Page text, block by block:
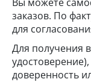
заказов. По
для
Для получения
доверенность